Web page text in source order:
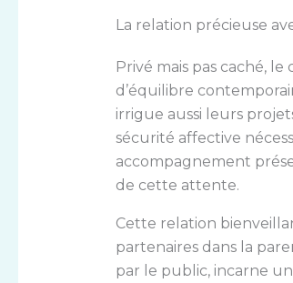
La relation précieuse
Privé mais pas caché,
d’équilibre
irrigue aussi leurs
sécurité affective
accompagnement
de cette attente.
Cette relation
partenaires dans la
par le public, incarne